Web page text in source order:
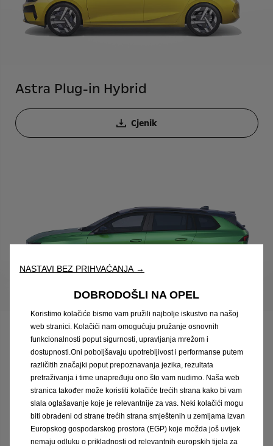
Astra Plug-in Hybrid
Cjenik
Astra Sports Tourer Plug-in Hybrid
Cjenik
NASTAVI BEZ PRIHVAĆANJA →
DOBRODOŠLI NA OPEL
Koristimo kolačiće bismo vam pružili najbolje iskustvo na našoj
web stranici. Kolačići nam omogućuju pružanje osnovnih
funkcionalnosti poput sigurnosti, upravljanja mrežom i
dostupnosti.Oni poboljšavaju upotrebljivost i performanse putem
različitih značajki poput prepoznavanja jezika, rezultata
pretraživanja i time unapređuju ono što vam nudimo. Naša web
stranica također može koristiti kolačiće trećih strana kako bi vam
slala oglašavanje koje je relevantnije za vas. Neki kolačići mogu
biti obrađeni od strane trećih strana smještenih u zemljama izvan
Europskog gospodarskog prostora (EGP) koje možda još uvijek
nemaju odluku o prikladnosti od relevantnih europskih tijela za